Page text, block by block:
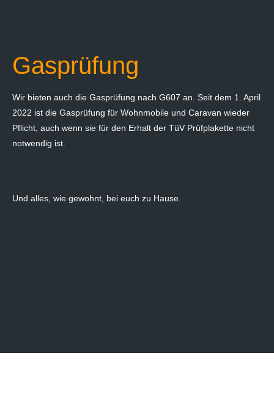
Gasprüfung
Wir bieten auch die Gasprüfung nach G607 an. Seit dem 1. April
2022 ist die Gasprüfung für Wohnmobile und Caravan wieder
Pflicht, auch wenn sie für den Erhalt der TüV Prüfplakette nicht
notwendig ist.
Und alles, wie gewohnt, bei euch zu Hause.